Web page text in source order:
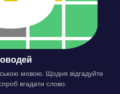
мовою. Щодня відгадуйте
вгадати слово.